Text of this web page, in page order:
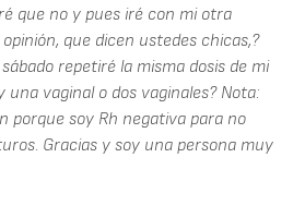
que no y pues iré con mi otra
que dicen ustedes chicas,?
repetiré la misma dosis de mi
una vaginal o dos vaginales? Nota:
porque soy Rh negativa para no
Gracias y soy una persona muy